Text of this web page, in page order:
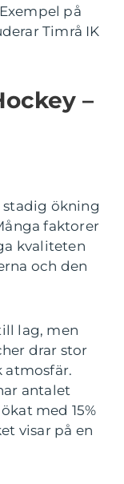
på
Timrå IK
–
stadig ökning
faktorer
kvaliteten
och den
lag, men
drar stor
atmosfär.
antalet
med 15%
visar på en